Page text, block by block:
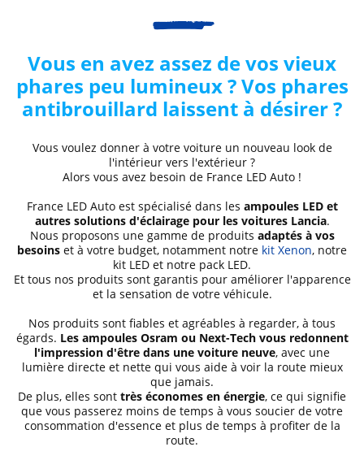
Vous en avez assez de vos vieux
phares peu lumineux ? Vos phares
antibrouillard laissent à désirer ?
Vous voulez donner à votre voiture un nouveau look de
l'intérieur vers l'extérieur ?
Alors vous avez besoin de France LED Auto !
France LED Auto est spécialisé dans les ampoules LED et
autres solutions d'éclairage pour les voitures Lancia.
Nous proposons une gamme de produits adaptés à vos
besoins et à votre budget, notamment notre kit Xenon, notre
kit LED et notre pack LED.
Et tous nos produits sont garantis pour améliorer l'apparence
et la sensation de votre véhicule.
Nos produits sont fiables et agréables à regarder, à tous
égards. Les ampoules Osram ou Next-Tech vous redonnent
l'impression d'être dans une voiture neuve, avec une
lumière directe et nette qui vous aide à voir la route mieux
que jamais.
De plus, elles sont très économes en énergie, ce qui signifie
que vous passerez moins de temps à vous soucier de votre
consommation d'essence et plus de temps à profiter de la
route.